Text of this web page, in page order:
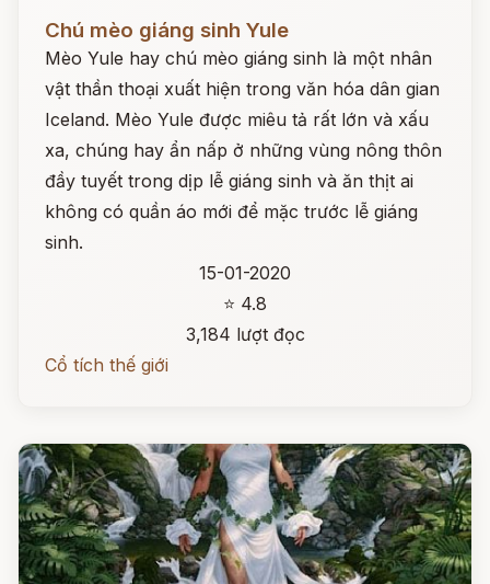
Chú mèo giáng sinh Yule
Mèo Yule hay chú mèo giáng sinh là một nhân
vật thần thoại xuất hiện trong văn hóa dân gian
Iceland. Mèo Yule được miêu tả rất lớn và xấu
xa, chúng hay ẩn nấp ở những vùng nông thôn
đầy tuyết trong dịp lễ giáng sinh và ăn thịt ai
không có quần áo mới để mặc trước lễ giáng
sinh.
15-01-2020
⭐ 4.8
3,184 lượt đọc
Cổ tích thế giới